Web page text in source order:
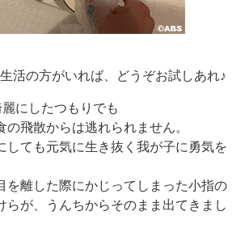
の方がいれば、どうぞお試しあれ♪
にしたつもりでも
飛散からは逃れられません。
しても元気に生き抜く我が子に勇気を
を離した際にかじってしまった小指の
らが、うんちからそのまま出てきまし